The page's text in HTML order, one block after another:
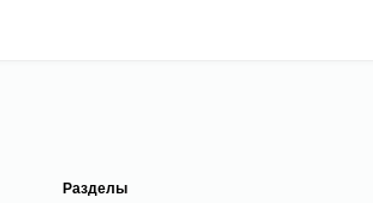
Разделы